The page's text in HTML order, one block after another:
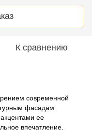
К сравнению
современной
фасадам
ее
впечатление.